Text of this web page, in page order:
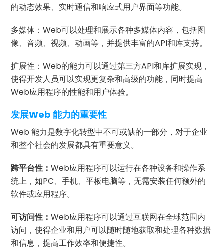
的动态效果、实时通信和响应式用户界面等功能。
多媒体：Web可以处理和展示各种多媒体内容，包括图
像、音频、视频、动画等，并提供丰富的API和库支持。
扩展性：Web的能力可以通过第三方API和库扩展实现，
使得开发人员可以实现更复杂和高级的功能，同时提高
Web应用程序的性能和用户体验。
发展Web 能力的重要性
Web 能力是数字化转型中不可或缺的一部分，对于企业
和整个社会的发展都具有重要意义。
跨平台性：Web应用程序可以运行在各种设备和操作系
统上，如PC、手机、平板电脑等，无需安装任何额外的
软件或应用程序。
可访问性：Web应用程序可以通过互联网在全球范围内
访问，使得企业和用户可以随时随地获取和处理各种数据
和信息，提高工作效率和便捷性。